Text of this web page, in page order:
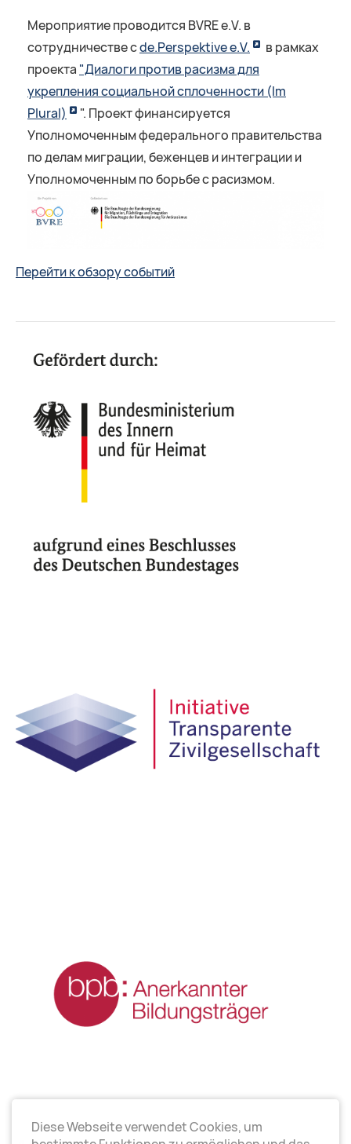
Мероприятие проводится BVRE e.V. в
сотрудничестве сde.Perspektive e.V.
в рамках
проекта "Диалоги против расизма для
укрепления социальной сплоченности (Im
Plural)
". Проект финансируется
Уполномоченным федерального правительства
по делам миграции, беженцев и интеграции и
Уполномоченным по борьбе с расизмом.
Перейти к обзору событий
Diese Webseite verwendet Cookies, um